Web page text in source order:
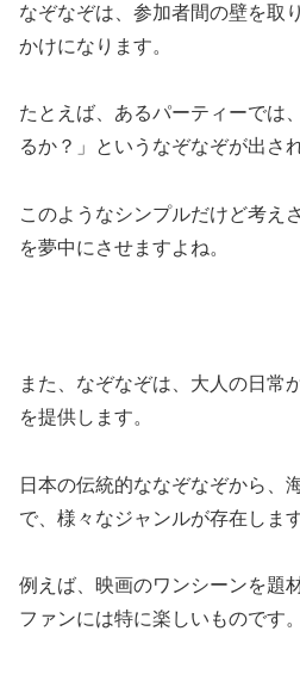
なぞなぞは、参加者間の壁を取
かけになります。
たとえば、あるパーティーでは
るか？」というなぞなぞが出さ
このようなシンプルだけど考え
を夢中にさせますよね。
また、なぞなぞは、大人の日常
を提供します。
日本の伝統的ななぞなぞから、
で、様々なジャンルが存在します
例えば、映画のワンシーンを題
ファンには特に楽しいものです。